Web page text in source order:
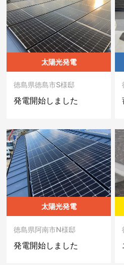
太陽光発電
徳島県徳島市S様邸
発電開始しました
太陽光発電
徳島県阿南市N様邸
発電開始しました